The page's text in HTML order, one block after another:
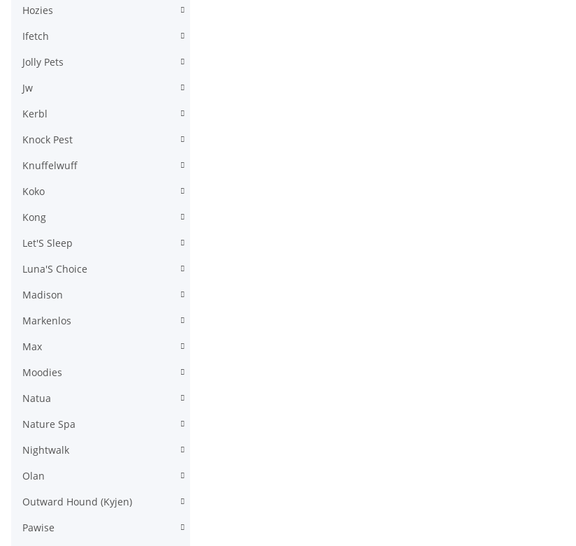
Hozies
Ifetch
Jolly Pets
Jw
Kerbl
Knock Pest
Knuffelwuff
Koko
Kong
Let'S Sleep
Luna'S Choice
Madison
Markenlos
Max
Moodies
Natua
Nature Spa
Nightwalk
Olan
Outward Hound (Kyjen)
Pawise